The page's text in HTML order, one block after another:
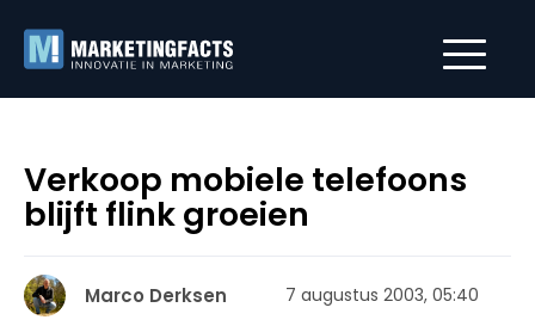
Verkoop mobiele telefoons
blijft flink groeien
Marco Derksen 7 augustus 2003, 05:40